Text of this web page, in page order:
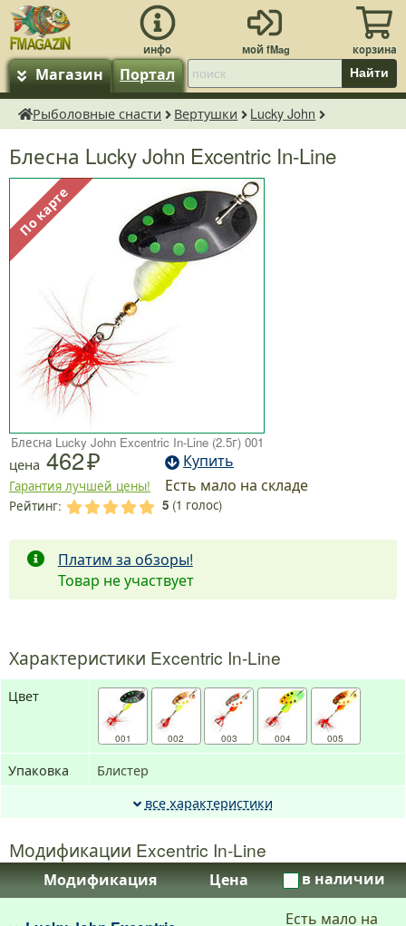
Магазин Портал Найти
fMagazin.ru
Рыболовные снасти Вертушки Lucky John
Блесна Lucky John Excentric In-Line
По карте
Блесна Lucky John Excentric In-Line (2.5г) 001
цена 462
Гарантия лучшей цены!
Купить
Есть мало на складе
Рейтинг: 5(1 голос)
Платим за обзоры!
Товар не участвует
Характеристики Excentric In-Line
Цвет
001 002 003 004 005
Упаковка
Блистер
все характеристики
Модификации Excentric In-Line
Модификация Цена в наличии
Есть мало на